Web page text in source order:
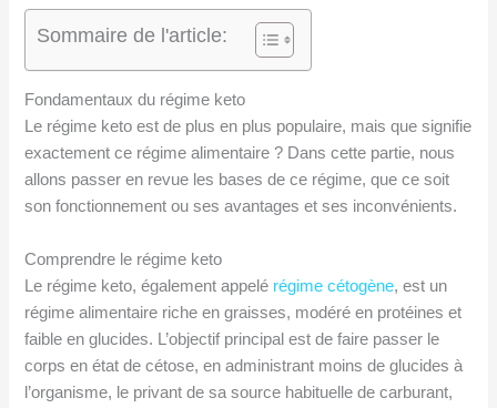
Sommaire de l'article:
Fondamentaux du régime keto
Le régime keto est de plus en plus populaire, mais que signifie
exactement ce régime alimentaire ? Dans cette partie, nous
allons passer en revue les bases de ce régime, que ce soit
son fonctionnement ou ses avantages et ses inconvénients.
Comprendre le régime keto
Le régime keto, également appelé régime cétogène, est un
régime alimentaire riche en graisses, modéré en protéines et
faible en glucides. L’objectif principal est de faire passer le
corps en état de cétose, en administrant moins de glucides à
l’organisme, le privant de sa source habituelle de carburant,